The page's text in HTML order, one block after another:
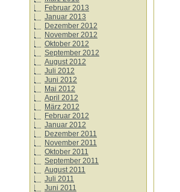
Februar 2013
Januar 2013
Dezember 2012
November 2012
Oktober 2012
September 2012
August 2012
Juli 2012
Juni 2012
Mai 2012
April 2012
März 2012
Februar 2012
Januar 2012
Dezember 2011
November 2011
Oktober 2011
September 2011
August 2011
Juli 2011
Juni 2011